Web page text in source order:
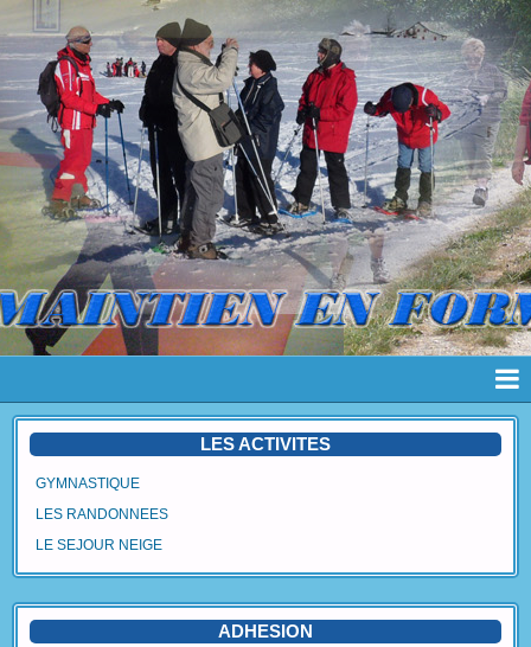
Page d'accueil
Album
LES ACTIVITES
GYMNASTIQUE
LES RANDONNEES
LE SEJOUR NEIGE
ADHESION